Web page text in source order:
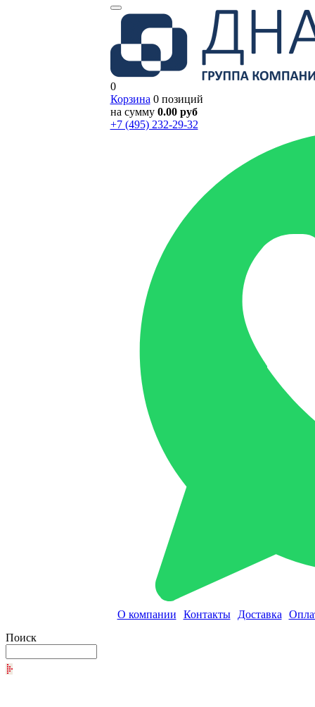
0
Корзина 0 позиций
на сумму 0.00 руб
+7 (495) 232-29-32
О компании Контакты Доставка
Поиск